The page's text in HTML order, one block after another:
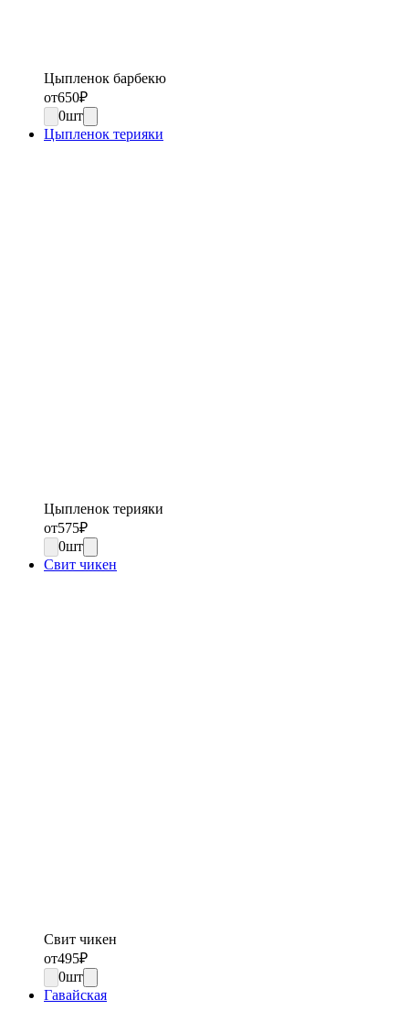
Цыпленок барбекю
от650₽
0шт
Цыпленок терияки
Цыпленок терияки
от575₽
0шт
Свит чикен
Свит чикен
от495₽
0шт
Гавайская